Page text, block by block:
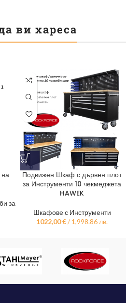
ви хареса
за
Подвижен Шкаф с дървен плот
за Инструменти 10 чекмеджета
HAWEK
Шкафове с Инструменти
1022,00€/ 1,998.86 лв.